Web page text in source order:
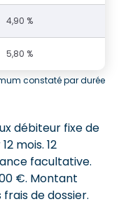
4,90 %
5,80 %
constaté par durée
débiteur fixe de
mois. 12
facultative.
€. Montant
de dossier.